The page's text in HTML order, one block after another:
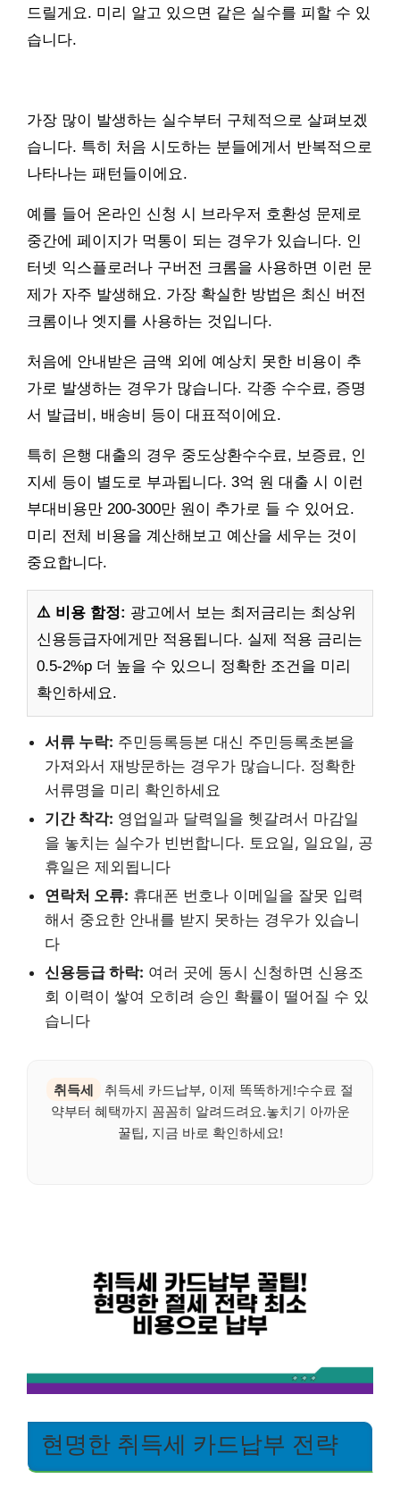
드릴게요. 미리 알고 있으면 같은 실수를 피할 수 있
습니다.
가장 많이 발생하는 실수부터 구체적으로 살펴보겠
습니다. 특히 처음 시도하는 분들에게서 반복적으로
나타나는 패턴들이에요.
예를 들어 온라인 신청 시 브라우저 호환성 문제로
중간에 페이지가 먹통이 되는 경우가 있습니다. 인
터넷 익스플로러나 구버전 크롬을 사용하면 이런 문
제가 자주 발생해요. 가장 확실한 방법은 최신 버전
크롬이나 엣지를 사용하는 것입니다.
처음에 안내받은 금액 외에 예상치 못한 비용이 추
가로 발생하는 경우가 많습니다. 각종 수수료, 증명
서 발급비, 배송비 등이 대표적이에요.
특히 은행 대출의 경우 중도상환수수료, 보증료, 인
지세 등이 별도로 부과됩니다. 3억 원 대출 시 이런
부대비용만 200-300만 원이 추가로 들 수 있어요.
미리 전체 비용을 계산해보고 예산을 세우는 것이
중요합니다.
⚠️ 비용 함정: 광고에서 보는 최저금리는 최상위
신용등급자에게만 적용됩니다. 실제 적용 금리는
0.5-2%p 더 높을 수 있으니 정확한 조건을 미리
확인하세요.
서류 누락: 주민등록등본 대신 주민등록초본을
가져와서 재방문하는 경우가 많습니다. 정확한
서류명을 미리 확인하세요
기간 착각: 영업일과 달력일을 헷갈려서 마감일
을 놓치는 실수가 빈번합니다. 토요일, 일요일, 공
휴일은 제외됩니다
연락처 오류: 휴대폰 번호나 이메일을 잘못 입력
해서 중요한 안내를 받지 못하는 경우가 있습니
다
신용등급 하락: 여러 곳에 동시 신청하면 신용조
회 이력이 쌓여 오히려 승인 확률이 떨어질 수 있
습니다
취득세
취득세 카드납부, 이제 똑똑하게!수수료 절
약부터 혜택까지 꼼꼼히 알려드려요.놓치기 아까운
꿀팁, 지금 바로 확인하세요!
현명한 취득세 카드납부 전략